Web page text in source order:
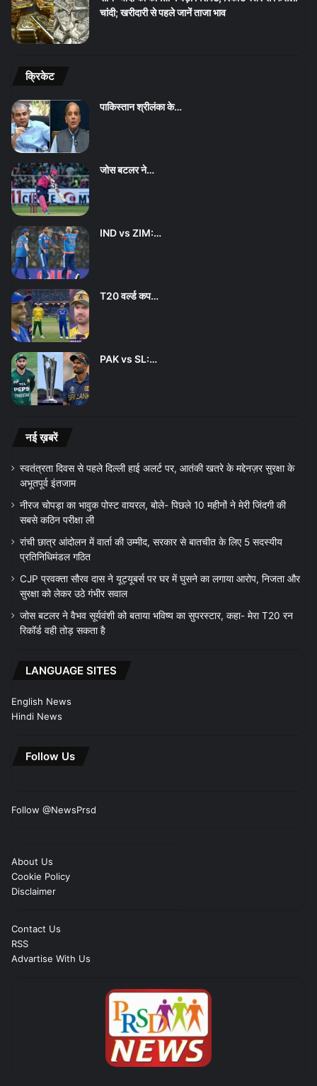
चांदी; खरीदारी से पहले जानें ताजा भाव
क्रिकेट
पाकिस्तान श्रीलंका के…
जोस बटलर ने…
IND vs ZIM:…
T20 वर्ल्ड कप…
PAK vs SL:…
नई ख़बरें
स्वतंत्रता दिवस से पहले दिल्ली हाई अलर्ट पर, आतंकी खतरे के मद्देनज़र सुरक्षा के
अभूतपूर्व इंतजाम
नीरज चोपड़ा का भावुक पोस्ट वायरल, बोले- पिछले 10 महीनों ने मेरी जिंदगी की
सबसे कठिन परीक्षा ली
रांची छात्र आंदोलन में वार्ता की उम्मीद, सरकार से बातचीत के लिए 5 सदस्यीय
प्रतिनिधिमंडल गठित
CJP प्रवक्ता सौरव दास ने यूट्यूबर्स पर घर में घुसने का लगाया आरोप, निजता और
सुरक्षा को लेकर उठे गंभीर सवाल
जोस बटलर ने वैभव सूर्यवंशी को बताया भविष्य का सुपरस्टार, कहा- मेरा T20 रन
रिकॉर्ड वही तोड़ सकता है
LANGUAGE SITES
English News
Hindi News
Follow Us
Follow @NewsPrsd
About Us
Cookie Policy
Disclaimer
Contact Us
RSS
Advartise With Us